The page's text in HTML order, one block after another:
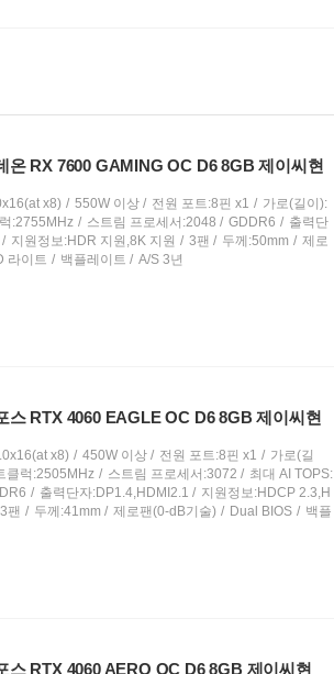
온 RX 7600 GAMING OC D6 8GB 제이씨현
x8) 550W 이상 전원 포트:8핀 x1
가로(길이):
:2755MHz 스트림 프로세서:2048 GDDR6
출력단
지원정보:HDR 지원,8K 지원 3팬 두께:50mm
제로
라이트 백플레이트 A/S 3년
스 RTX 4060 EAGLE OC D6 8GB 제이씨현
x8) 450W 이상 전원 포트:8핀 x1
가로(길
클럭:2505MHz 스트림 프로세서:3072
최대 AI TOPS:
출력단자:DP1.4,HDMI2.1
지원정보:HDCP 2.3,H
3팬 두께:41mm 제로팬(0-dB기술) Dual BIOS
백플
스 RTX 4060 AERO OC D6 8GB 제이씨현